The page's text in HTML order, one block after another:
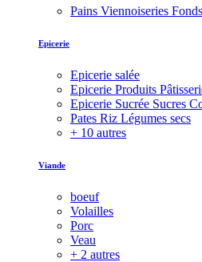
Pains Viennoiseries Fonds
Epicerie
Epicerie salée
Epicerie Produits
Epicerie Sucrée Sucres
Pates Riz Légumes secs
+ 10 autres
Viande
boeuf
Volailles
Porc
Veau
+ 2 autres